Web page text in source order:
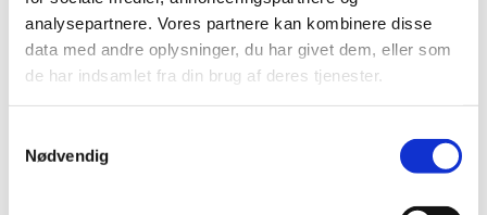
analysepartnere. Vores partnere kan kombinere disse
data med andre oplysninger, du har givet dem, eller som
de har indsamlet fra din brug af deres tjenester.
Nødvendig
neutroner og har brug for adgang til neutronstråler i
deres fremtidige forskning.
Det forventes, at ESS vil bidrage med store
gennembrud i materialeforskningen og gøre det muligt
konkurrencedygtige på verdensplan. Studier af
lignende anlæg viser, at næsten 80 % af